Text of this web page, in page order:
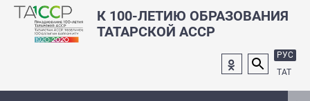
К 100-ЛЕТИЮ ОБРАЗОВАНИЯ
ТАТАРСКОЙ АССР
РУС
ТАТ